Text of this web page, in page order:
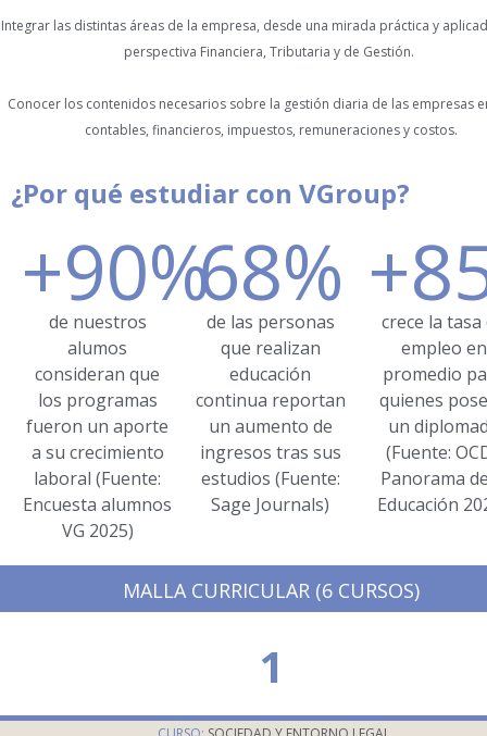
Integrar las distintas áreas de la empresa, desde una mirada práctica y
perspectiva Financiera, Tributaria y de Gestión.
Conocer los contenidos necesarios sobre la gestión diaria de las empresas
contables, financieros, impuestos, remuneraciones y costos.
¿Por qué estudiar con VGroup?
de nuestros
alumos
consideran que
los programas
fueron un aporte
a su crecimiento
laboral (Fuente:
Encuesta alumnos
VG 2025)
+90%de las personas
que realizan
educación
continua reportan
un aumento de
ingresos tras sus
estudios (Fuente:
Sage Journals)
68%
crece la tasa
empleo en
promedio
quienes
un
(Fuente:
Panorama
Educación
+
MALLA CURRICULAR (6 CURSOS)
1